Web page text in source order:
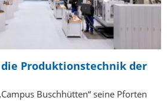
Produktionstechnik der
Buschhütten“ seine Pforten